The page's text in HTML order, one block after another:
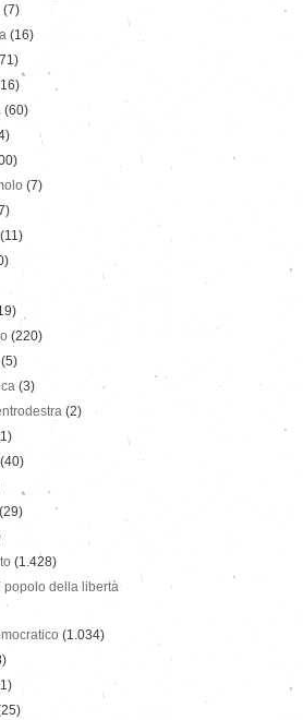
(7)
(16)
(60)
(7)
(11)
(220)
(5)
(3)
(2)
(40)
(29)
(1.428)
popolo della libertà
(1.034)